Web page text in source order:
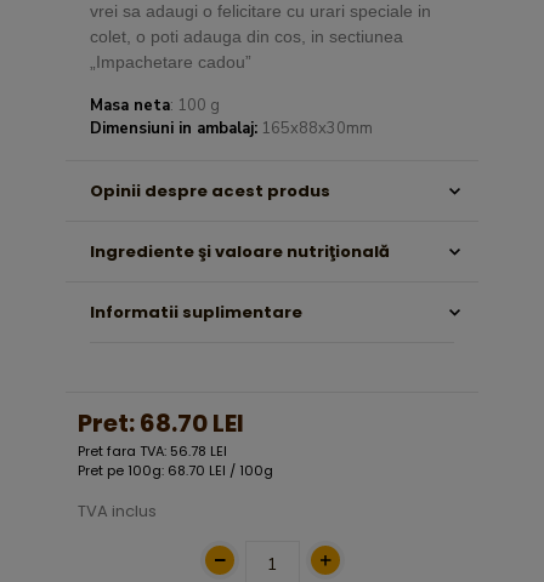
vrei sa adaugi o felicitare cu urari speciale in
colet, o poti adauga din cos, in sectiunea
„Impachetare cadou”
Masa neta: 100 g
Dimensiuni in ambalaj: 165x88x30mm
Opinii despre acest produs
Ingrediente şi valoare nutriţională
Informatii suplimentare
Pret:68.70 LEI
Pret fara TVA: 56.78 LEI
Pret pe 100g: 68.70 LEI / 100g
TVA inclus